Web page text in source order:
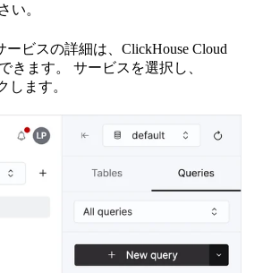
い。
ービスの詳細は、ClickHouse Cloud
きます。 サービスを選択し、
します。